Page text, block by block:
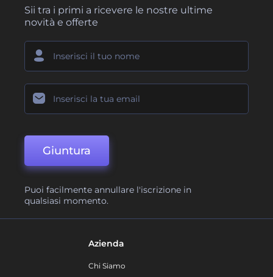
Sii tra i primi a ricevere le nostre ultime
novità e offerte
Giuntura
Puoi facilmente annullare l'iscrizione in
qualsiasi momento.
Azienda
Chi Siamo